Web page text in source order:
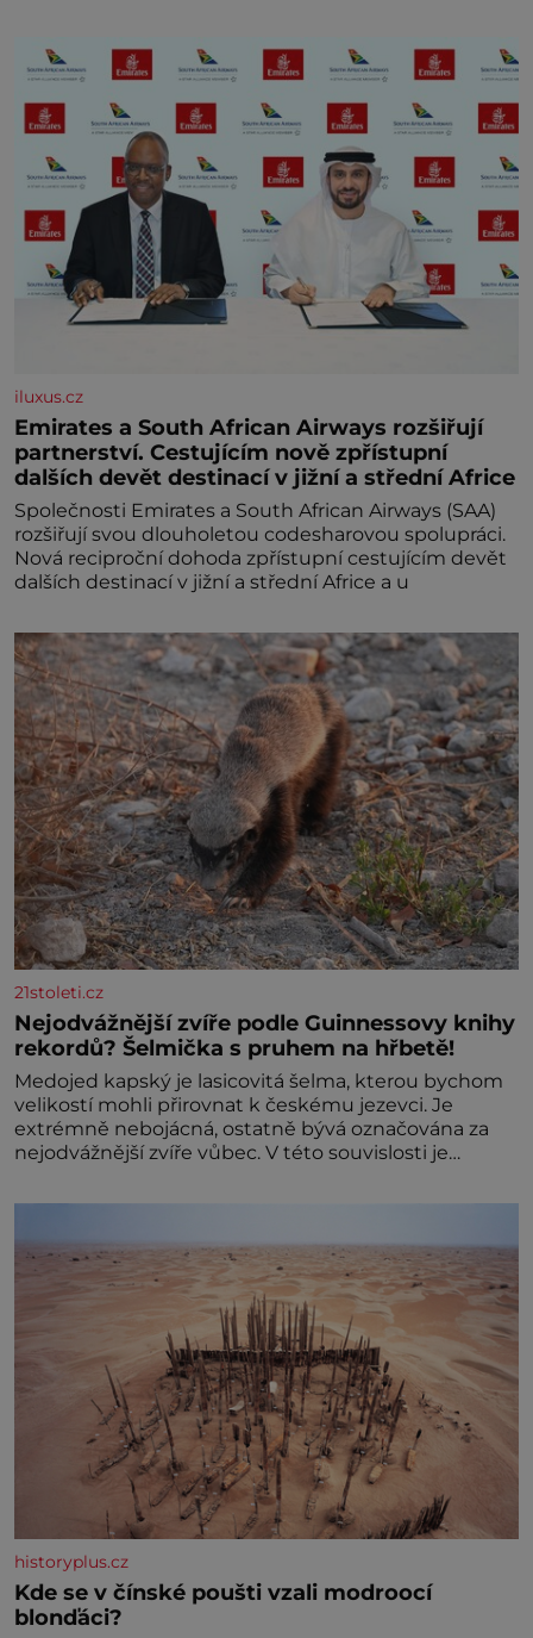
iluxus.cz
Emirates a South African Airways rozšiřují
partnerství. Cestujícím nově zpřístupní
dalších devět destinací v jižní a střední Africe
Společnosti Emirates a South African Airways (SAA)
rozšiřují svou dlouholetou codesharovou spolupráci.
Nová reciproční dohoda zpřístupní cestujícím devět
dalších destinací v jižní a střední Africe a u
21stoleti.cz
Nejodvážnější zvíře podle Guinnessovy knihy
rekordů? Šelmička s pruhem na hřbetě!
Medojed kapský je lasicovitá šelma, kterou bychom
velikostí mohli přirovnat k českému jezevci. Je
extrémně nebojácná, ostatně bývá označována za
nejodvážnější zvíře vůbec. V této souvislosti je
historyplus.cz
Kde se v čínské poušti vzali modroocí
blonďáci?